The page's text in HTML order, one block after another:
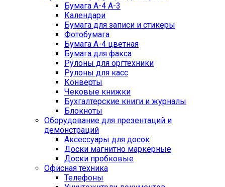
Бумага А-4 А-3
Календари
Бумага для записи и стикеры
Фотобумага
Бумага А-4 цветная
Бумага для факса
Рулоны для оргтехники
Рулоны для касс
Конверты
Чековые книжки
Бухгалтерские книги и журналы
Блокноты
Оборудование для презентаций и
демонстраций
Аксессуары для досок
Доски магнитно маркерные
Доски пробковые
Офисная техника
Телефоны